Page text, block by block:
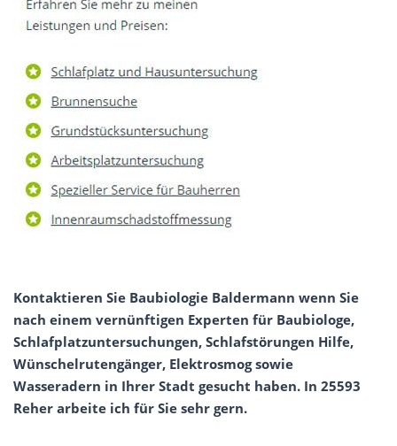
Kontaktieren Sie Baubiologie Baldermann wenn Sie
nach einem vernünftigen Experten für Baubiologe,
Schlafplatzuntersuchungen, Schlafstörungen Hilfe,
Wünschelrutengänger, Elektrosmog sowie
Wasseradern in Ihrer Stadt gesucht haben. In 25593
Reher arbeite ich für Sie sehr gern.